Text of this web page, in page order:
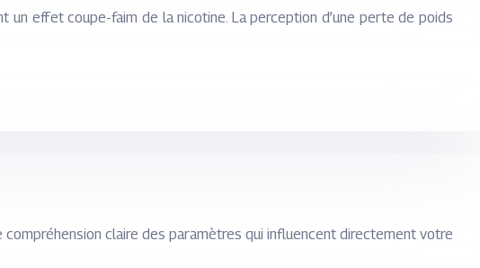
effet coupe-faim de la nicotine. La perception d’une perte de poids
claire des paramètres qui influencent directement votre